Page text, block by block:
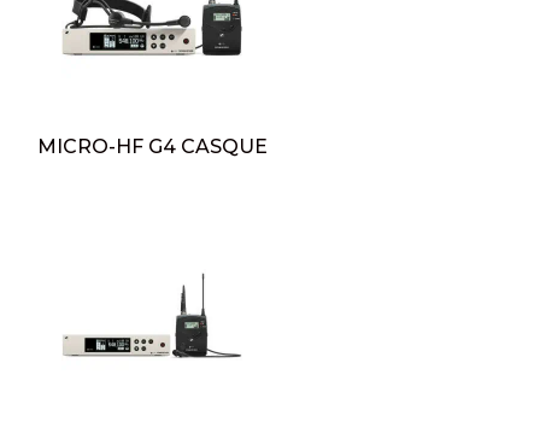
MICRO-HF G4 CASQUE